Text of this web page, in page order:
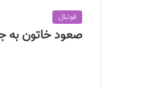
فوتبال
صعود خاتون به جمع 8 تيم